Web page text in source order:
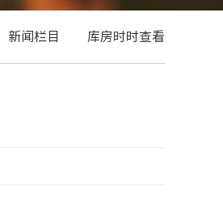
新闻栏目 库房时时查看